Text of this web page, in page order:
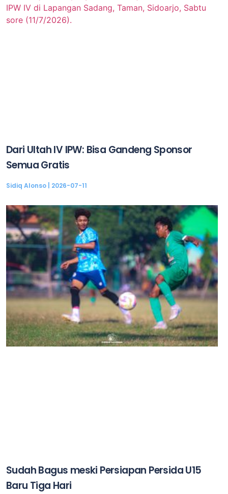
Dari Ultah IV IPW: Bisa Gandeng Sponsor
Semua Gratis
Sidiq Alonso 2026-07-11
Sudah Bagus meski Persiapan Persida U15
Baru Tiga Hari